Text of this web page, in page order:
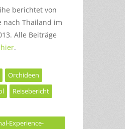
berichtet von
nach Thailand im
Alle Beiträge
hier.
Orchideen
Reisebericht
Experience-